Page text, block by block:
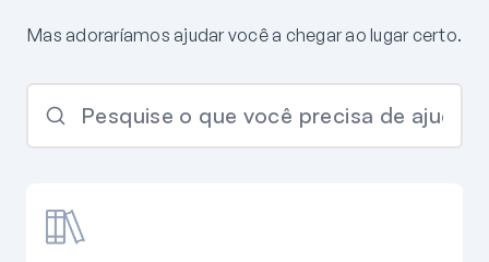
Mas adoraríamos ajudar você a chegar ao lugar certo.